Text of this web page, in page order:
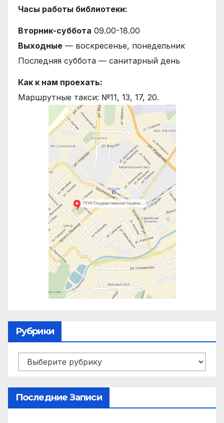
Часы работы библиотеки:
Вторник-суббота 09.00-18.00
Выходные — воскресенье, понедельник
Последняя суббота — санитарный день
Как к нам проехать:
Маршрутные такси: №11, 13, 17, 20.
Рубрики
Рубрики
Последние Записи